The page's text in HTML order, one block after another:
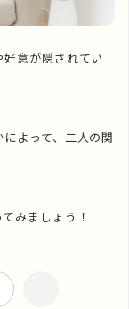
意が隠されてい
よって、二人の関
みましょう！